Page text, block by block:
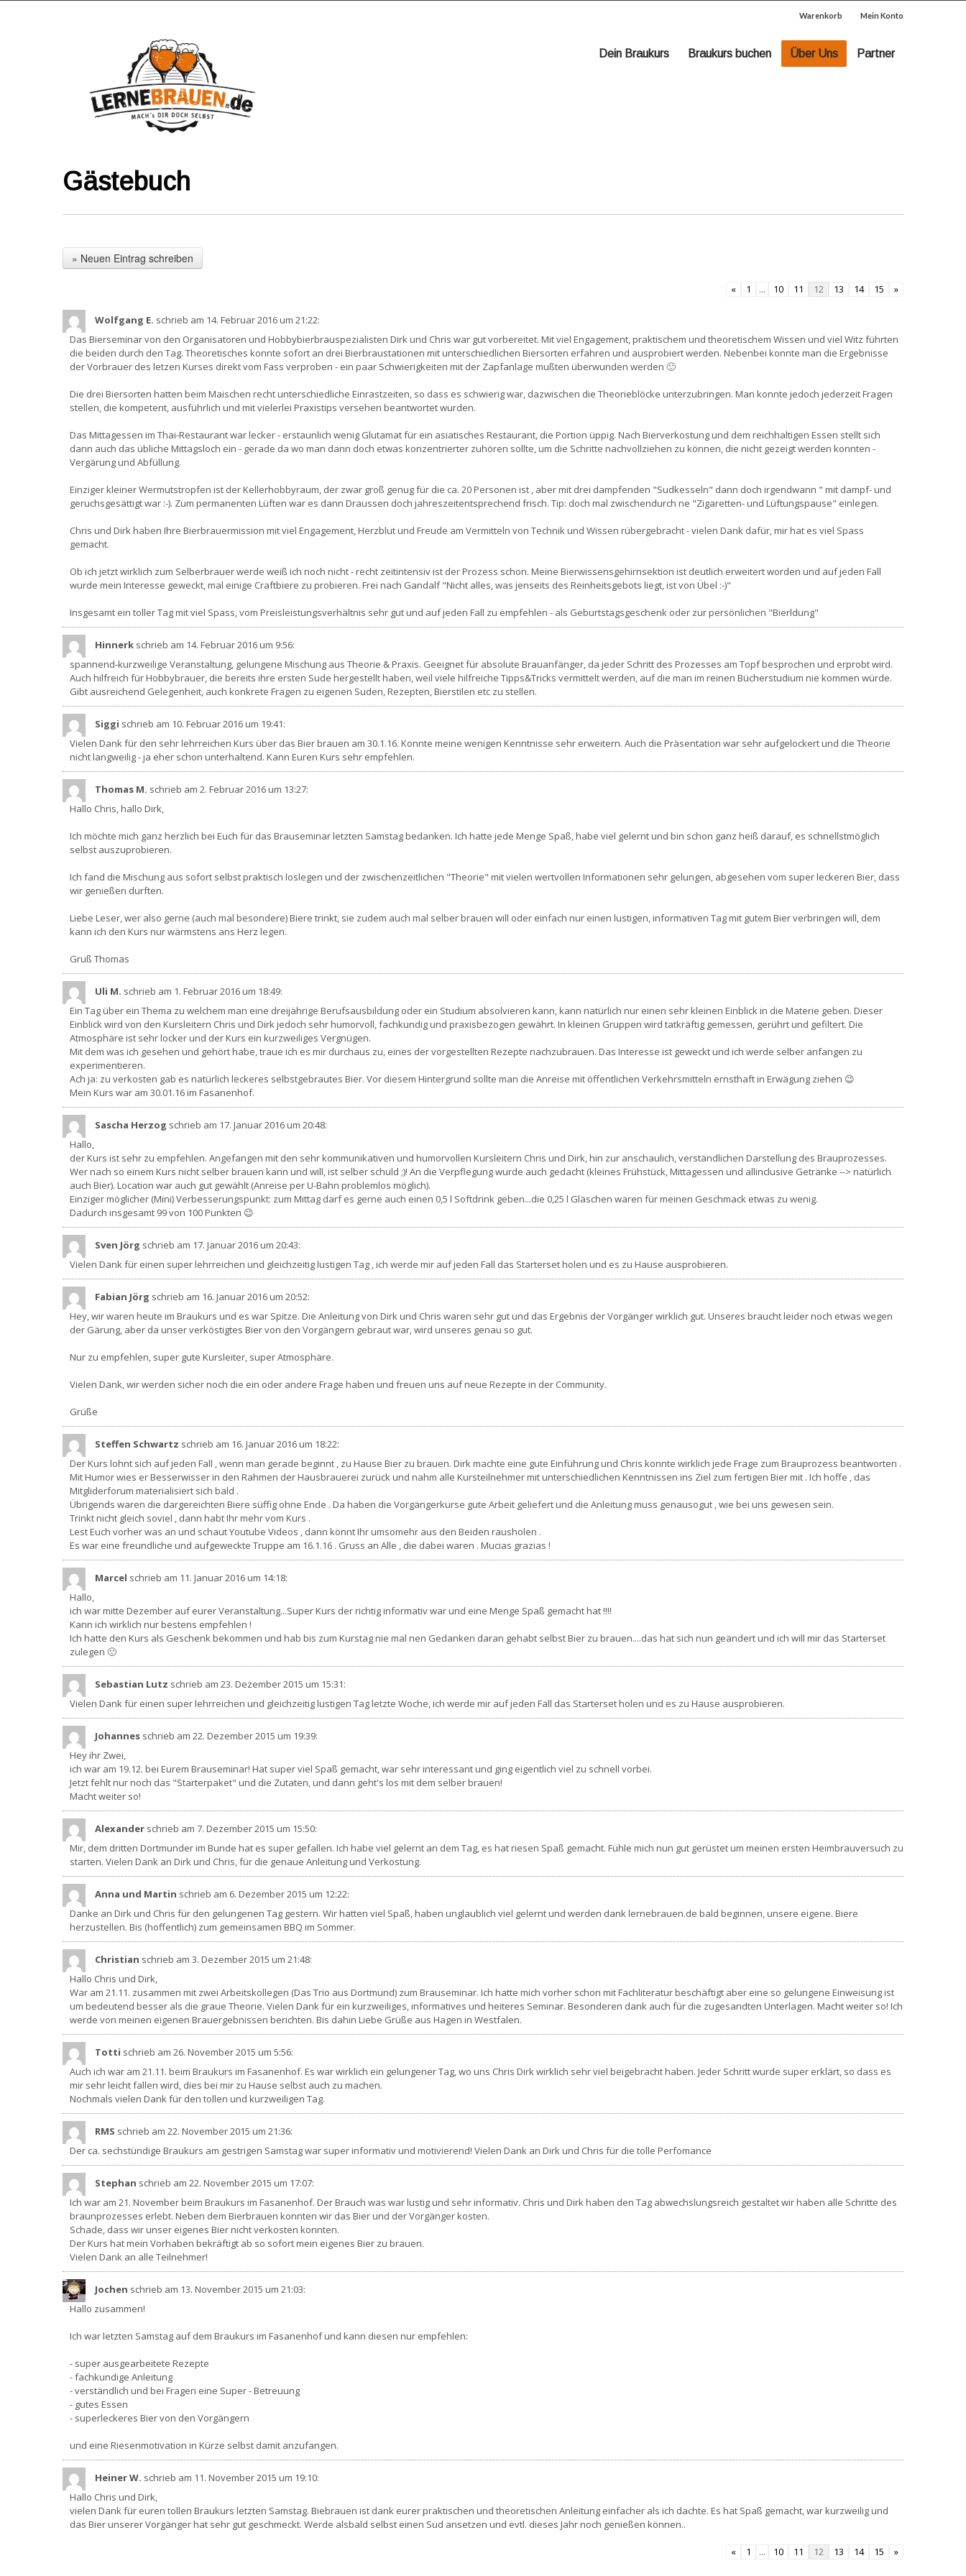
Warenkorb Mein Konto
Dein Braukurs Braukurs buchen Über Uns Partner
Gästebuch
« 1 ... 10 11 12 13 14 15 »
Wolfgang E. schrieb am 14. Februar 2016um 21:22:
Das Bierseminar von den Organisatoren und Hobbybierbrauspezialisten Dirk und Chris war gut vorbereitet. Mit viel Engagement, praktischem und theoretischem Wissen und viel Witz führten
die beiden durch den Tag. Theoretisches konnte sofort an drei Bierbraustationen mit unterschiedlichen Biersorten erfahren und ausprobiert werden. Nebenbei konnte man die Ergebnisse
der Vorbrauer des letzen Kurses direkt vom Fass verproben - ein paar Schwierigkeiten mit der Zapfanlage mußten überwunden werden 🙂
Die drei Biersorten hatten beim Maischen recht unterschiedliche Einrastzeiten, so dass es schwierig war, dazwischen die Theorieblöcke unterzubringen. Man konnte jedoch jederzeit Fragen
stellen, die kompetent, ausführlich und mit vielerlei Praxistips versehen beantwortet wurden.
Das Mittagessen im Thai-Restaurant war lecker - erstaunlich wenig Glutamat für ein asiatisches Restaurant, die Portion üppig. Nach Bierverkostung und dem reichhaltigen Essen stellt sich
dann auch das übliche Mittagsloch ein - gerade da wo man dann doch etwas konzentrierter zuhören sollte, um die Schritte nachvollziehen zu können, die nicht gezeigt werden konnten -
Vergärung und Abfüllung.
Einziger kleiner Wermutstropfen ist der Kellerhobbyraum, der zwar groß genug für die ca. 20 Personen ist , aber mit drei dampfenden "Sudkesseln" dann doch irgendwann " mit dampf- und
geruchsgesättigt war :-). Zum permanenten Lüften war es dann Draussen doch jahreszeitentsprechend frisch. Tip: doch mal zwischendurch ne "Zigaretten- und Lüftungspause" einlegen.
Chris und Dirk haben Ihre Bierbrauermission mit viel Engagement, Herzblut und Freude am Vermitteln von Technik und Wissen rübergebracht - vielen Dank dafür, mir hat es viel Spass
gemacht.
Ob ich jetzt wirklich zum Selberbrauer werde weiß ich noch nicht - recht zeitintensiv ist der Prozess schon. Meine Bierwissensgehirnsektion ist deutlich erweitert worden und auf jeden Fall
wurde mein Interesse geweckt, mal einige Craftbiere zu probieren. Frei nach Gandalf "Nicht alles, was jenseits des Reinheitsgebots liegt, ist von Übel :-)"
Insgesamt ein toller Tag mit viel Spass, vom Preisleistungsverhältnis sehr gut und auf jeden Fall zu empfehlen - als Geburtstagsgeschenk oder zur persönlichen "Bierldung"
Hinnerk schrieb am 14. Februar 2016um 9:56:
spannend-kurzweilige Veranstaltung, gelungene Mischung aus Theorie & Praxis. Geeignet für absolute Brauanfänger, da jeder Schritt des Prozesses am Topf besprochen und erprobt wird.
Auch hilfreich für Hobbybrauer, die bereits ihre ersten Sude hergestellt haben, weil viele hilfreiche Tipps&Tricks vermittelt werden, auf die man im reinen Bücherstudium nie kommen würde.
Gibt ausreichend Gelegenheit, auch konkrete Fragen zu eigenen Suden, Rezepten, Bierstilen etc zu stellen.
Siggi schrieb am 10. Februar 2016um 19:41:
Vielen Dank für den sehr lehrreichen Kurs über das Bier brauen am 30.1.16. Konnte meine wenigen Kenntnisse sehr erweitern. Auch die Präsentation war sehr aufgelockert und die Theorie
nicht langweilig - ja eher schon unterhaltend. Kann Euren Kurs sehr empfehlen.
Thomas M. schrieb am 2. Februar 2016um 13:27:
Hallo Chris, hallo Dirk,
Ich möchte mich ganz herzlich bei Euch für das Brauseminar letzten Samstag bedanken. Ich hatte jede Menge Spaß, habe viel gelernt und bin schon ganz heiß darauf, es schnellstmöglich
selbst auszuprobieren.
Ich fand die Mischung aus sofort selbst praktisch loslegen und der zwischenzeitlichen "Theorie" mit vielen wertvollen Informationen sehr gelungen, abgesehen vom super leckeren Bier, dass
wir genießen durften.
Liebe Leser, wer also gerne (auch mal besondere) Biere trinkt, sie zudem auch mal selber brauen will oder einfach nur einen lustigen, informativen Tag mit gutem Bier verbringen will, dem
kann ich den Kurs nur wärmstens ans Herz legen.
Gruß Thomas
Uli M. schrieb am 1. Februar 2016um 18:49:
Ein Tag über ein Thema zu welchem man eine dreijährige Berufsausbildung oder ein Studium absolvieren kann, kann natürlich nur einen sehr kleinen Einblick in die Materie geben. Dieser
Einblick wird von den Kursleitern Chris und Dirk jedoch sehr humorvoll, fachkundig und praxisbezogen gewährt. In kleinen Gruppen wird tatkräftig gemessen, gerührt und gefiltert. Die
Atmosphäre ist sehr locker und der Kurs ein kurzweiliges Vergnügen.
Mit dem was ich gesehen und gehört habe, traue ich es mir durchaus zu, eines der vorgestellten Rezepte nachzubrauen. Das Interesse ist geweckt und ich werde selber anfangen zu
experimentieren.
Ach ja: zu verkosten gab es natürlich leckeres selbstgebrautes Bier. Vor diesem Hintergrund sollte man die Anreise mit öffentlichen Verkehrsmitteln ernsthaft in Erwägung ziehen 😉
Mein Kurs war am 30.01.16 im Fasanenhof.
Sascha Herzog schrieb am 17. Januar 2016um 20:48:
Hallo,
der Kurs ist sehr zu empfehlen. Angefangen mit den sehr kommunikativen und humorvollen Kursleitern Chris und Dirk, hin zur anschaulich, verständlichen Darstellung des Brauprozesses.
Wer nach so einem Kurs nicht selber brauen kann und will, ist selber schuld ;)! An die Verpflegung wurde auch gedacht (kleines Frühstück, Mittagessen und allinclusive Getränke --> natürlich
auch Bier). Location war auch gut gewählt (Anreise per U-Bahn problemlos möglich).
Einziger möglicher (Mini) Verbesserungspunkt: zum Mittag darf es gerne auch einen 0,5 l Softdrink geben...die 0,25 l Gläschen waren für meinen Geschmack etwas zu wenig.
Dadurch insgesamt 99 von 100 Punkten 😉
Sven Jörg schrieb am 17. Januar 2016um 20:43:
Vielen Dank für einen super lehrreichen und gleichzeitig lustigen Tag , ich werde mir auf jeden Fall das Starterset holen und es zu Hause ausprobieren.
Fabian Jörg schrieb am 16. Januar 2016um 20:52:
Hey, wir waren heute im Braukurs und es war Spitze. Die Anleitung von Dirk und Chris waren sehr gut und das Ergebnis der Vorgänger wirklich gut. Unseres braucht leider noch etwas wegen
der Gärung, aber da unser verköstigtes Bier von den Vorgängern gebraut war, wird unseres genau so gut.
Nur zu empfehlen, super gute Kursleiter, super Atmosphäre.
Vielen Dank, wir werden sicher noch die ein oder andere Frage haben und freuen uns auf neue Rezepte in der Community.
Grüße
Steffen Schwartz schrieb am 16. Januar 2016um 18:22:
Der Kurs lohnt sich auf jeden Fall , wenn man gerade beginnt , zu Hause Bier zu brauen. Dirk machte eine gute Einführung und Chris konnte wirklich jede Frage zum Brauprozess beantworten .
Mit Humor wies er Besserwisser in den Rahmen der Hausbrauerei zurück und nahm alle Kursteilnehmer mit unterschiedlichen Kenntnissen ins Ziel zum fertigen Bier mit . Ich hoffe , das
Mitgliderforum materialisiert sich bald .
Übrigends waren die dargereichten Biere süffig ohne Ende . Da haben die Vorgängerkurse gute Arbeit geliefert und die Anleitung muss genausogut , wie bei uns gewesen sein.
Trinkt nicht gleich soviel , dann habt Ihr mehr vom Kurs .
Lest Euch vorher was an und schaut Youtube Videos , dann könnt Ihr umsomehr aus den Beiden rausholen .
Es war eine freundliche und aufgeweckte Truppe am 16.1.16 . Gruss an Alle , die dabei waren . Mucias grazias !
Marcel schrieb am 11. Januar 2016um 14:18:
Hallo,
ich war mitte Dezember auf eurer Veranstaltung...Super Kurs der richtig informativ war und eine Menge Spaß gemacht hat !!!!
Kann ich wirklich nur bestens empfehlen !
Ich hatte den Kurs als Geschenk bekommen und hab bis zum Kurstag nie mal nen Gedanken daran gehabt selbst Bier zu brauen....das hat sich nun geändert und ich will mir das Starterset
zulegen 🙂
Sebastian Lutz schrieb am 23. Dezember 2015 um 15:31:
Vielen Dank für einen super lehrreichen und gleichzeitig lustigen Tag letzte Woche, ich werde mir auf jeden Fall das Starterset holen und es zu Hause ausprobieren.
Johannes schrieb am 22. Dezember 2015 um 19:39:
Hey ihr Zwei,
ich war am 19.12. bei Eurem Brauseminar! Hat super viel Spaß gemacht, war sehr interessant und ging eigentlich viel zu schnell vorbei.
Jetzt fehlt nur noch das "Starterpaket" und die Zutaten, und dann geht's los mit dem selber brauen!
Macht weiter so!
Alexander schrieb am 7. Dezember 2015 um 15:50:
Mir, dem dritten Dortmunder im Bunde hat es super gefallen. Ich habe viel gelernt an dem Tag, es hat riesen Spaß gemacht. Fühle mich nun gut gerüstet um meinen ersten Heimbrauversuch zu
starten. Vielen Dank an Dirk und Chris, für die genaue Anleitung und Verkostung.
Anna und Martin schrieb am 6. Dezember 2015 um 12:22:
Danke an Dirk und Chris für den gelungenen Tag gestern. Wir hatten viel Spaß, haben unglaublich viel gelernt und werden dank lernebrauen.de bald beginnen, unsere eigene. Biere
herzustellen. Bis (hoffentlich) zum gemeinsamen BBQ im Sommer.
Christian schrieb am 3. Dezember 2015 um 21:48:
Hallo Chris und Dirk,
War am 21.11. zusammen mit zwei Arbeitskollegen (Das Trio aus Dortmund) zum Brauseminar. Ich hatte mich vorher schon mit Fachliteratur beschäftigt aber eine so gelungene Einweisung ist
um bedeutend besser als die graue Theorie. Vielen Dank für ein kurzweiliges, informatives und heiteres Seminar. Besonderen dank auch für die zugesandten Unterlagen. Macht weiter so! Ich
werde von meinen eigenen Brauergebnissen berichten. Bis dahin Liebe Grüße aus Hagen in Westfalen.
Totti schrieb am 26. November 2015 um 5:56:
Auch ich war am 21.11. beim Braukurs im Fasanenhof. Es war wirklich ein gelungener Tag, wo uns Chris Dirk wirklich sehr viel beigebracht haben. Jeder Schritt wurde super erklärt, so dass es
mir sehr leicht fallen wird, dies bei mir zu Hause selbst auch zu machen.
Nochmals vielen Dank für den tollen und kurzweiligen Tag.
RMS schrieb am 22. November 2015 um 21:36:
Der ca. sechstündige Braukurs am gestrigen Samstag war super informativ und motivierend! Vielen Dank an Dirk und Chris für die tolle Perfomance
Stephan schrieb am 22. November 2015 um 17:07:
Ich war am 21. November beim Braukurs im Fasanenhof. Der Brauch was war lustig und sehr informativ. Chris und Dirk haben den Tag abwechslungsreich gestaltet wir haben alle Schritte des
braunprozesses erlebt. Neben dem Bierbrauen konnten wir das Bier und der Vorgänger kosten.
Schade, dass wir unser eigenes Bier nicht verkosten konnten.
Der Kurs hat mein Vorhaben bekräftigt ab so sofort mein eigenes Bier zu brauen.
Vielen Dank an alle Teilnehmer!
Jochen schrieb am 13. November 2015 um 21:03:
Hallo zusammen!
Ich war letzten Samstag auf dem Braukurs im Fasanenhof und kann diesen nur empfehlen:
- super ausgearbeitete Rezepte
- fachkundige Anleitung
- verständlich und bei Fragen eine Super - Betreuung
- gutes Essen
- superleckeres Bier von den Vorgängern
und eine Riesenmotivation in Kürze selbst damit anzufangen.
Heiner W. schrieb am 11. November 2015 um 19:10:
Hallo Chris und Dirk,
vielen Dank für euren tollen Braukurs letzten Samstag. Biebrauen ist dank eurer praktischen und theoretischen Anleitung einfacher als ich dachte. Es hat Spaß gemacht, war kurzweilig und
das Bier unserer Vorgänger hat sehr gut geschmeckt. Werde alsbald selbst einen Sud ansetzen und evtl. dieses Jahr noch genießen können..
« 1 ... 10 11 12 13 14 15 »